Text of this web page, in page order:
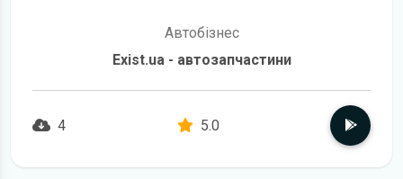
Автобізнес
Exist.ua - автозапчастини
4
5.0